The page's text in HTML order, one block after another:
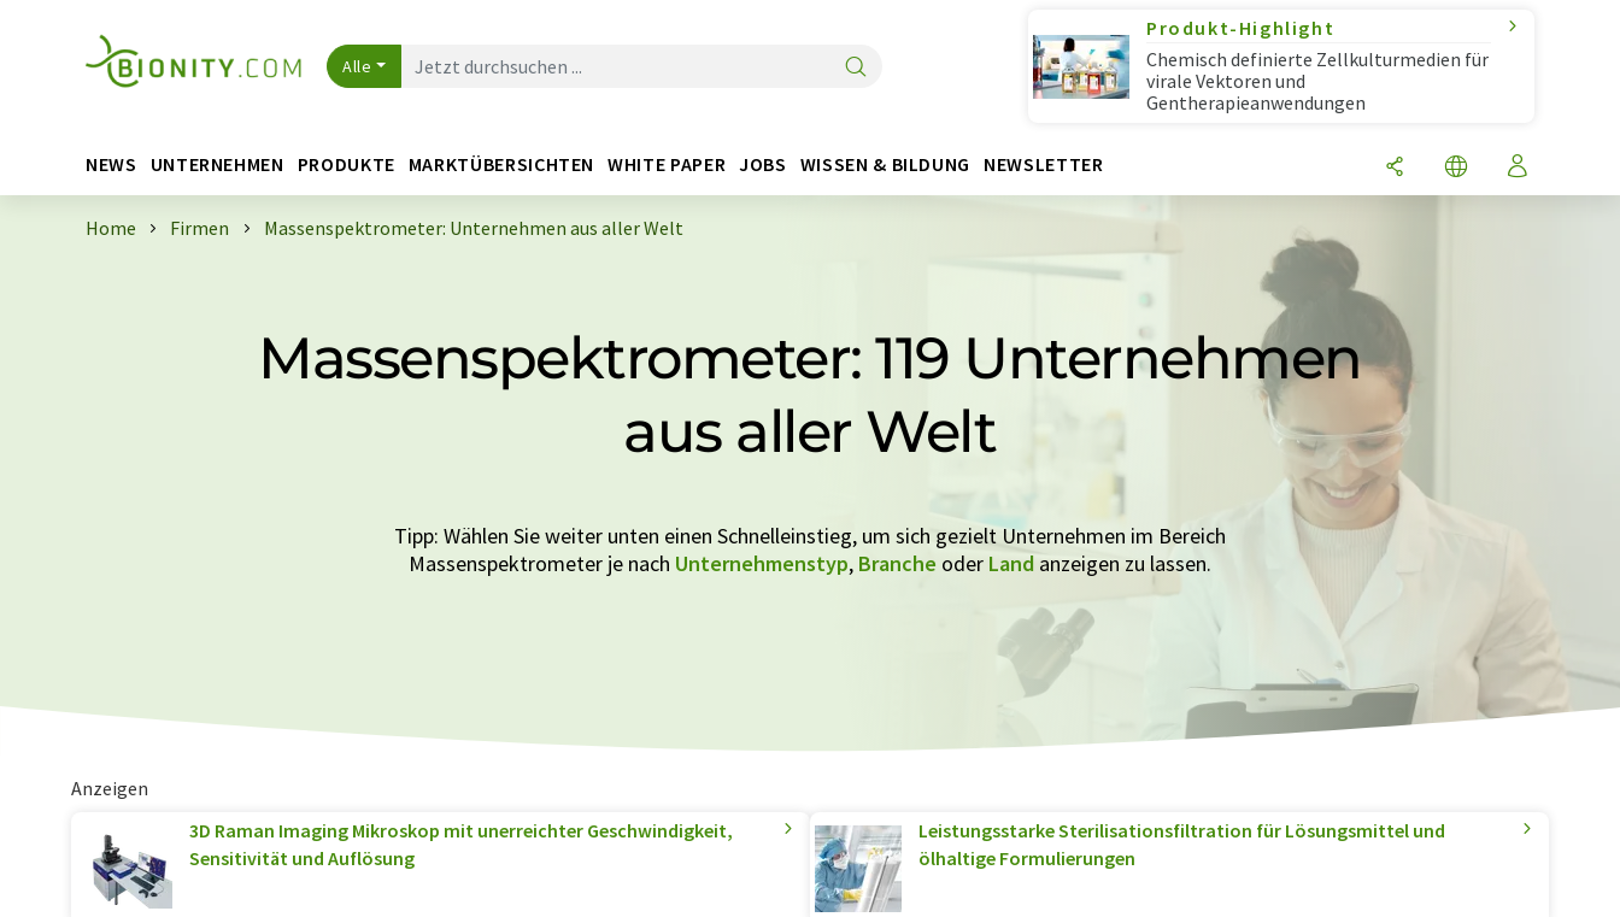
Alle
Produkt-Highlight
Chemisch definierte Zellkulturmedien für
virale Vektoren und
Gentherapieanwendungen
NEWS UNTERNEHMEN PRODUKTE MARKTÜBERSICHTEN WHITE PAPER JOBS WISSEN & BILDUNG NEWSLETTER
Home Firmen Massenspektrometer: Unternehmen aus aller Welt
Massenspektrometer: 119 Unternehmen
aus aller Welt
Tipp: Wählen Sie weiter unten einen Schnelleinstieg, um sich gezielt Unternehmen im Bereich
Massenspektrometer je nach Unternehmenstyp, Branche oder Land anzeigen zu lassen.
Anzeigen
3D Raman Imaging Mikroskop mit unerreichter Geschwindigkeit,
Sensitivität und Auflösung
Leistungsstarke Sterilisationsfiltration für Lösungsmittel und
ölhaltige Formulierungen